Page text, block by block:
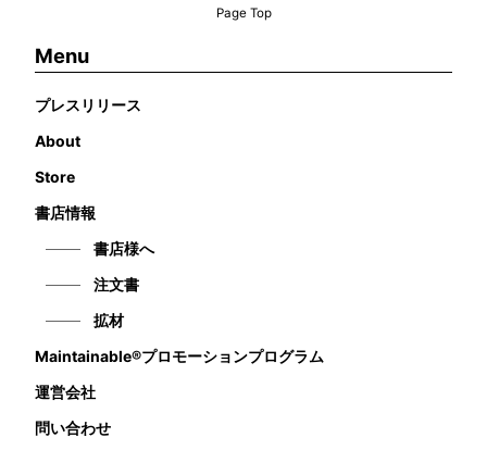
Page Top
Menu
プレスリリース
About
Store
書店情報
書店様へ
注文書
拡材
Maintainable®プロモーションプログラム
運営会社
問い合わせ